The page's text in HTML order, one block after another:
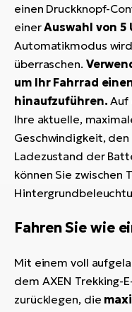
einen Druckknopf-
einerAuswahl von
Automatikmodus
überraschen.
um Ihr Fahrrad
hinaufzuführen. Auf
Ihre aktuelle,
Geschwindigkeit,
Ladezustand der
können Sie zwischen
Fahren Sie wie
Mit einem voll
dem AXEN Trekking-
zurücklegen, die